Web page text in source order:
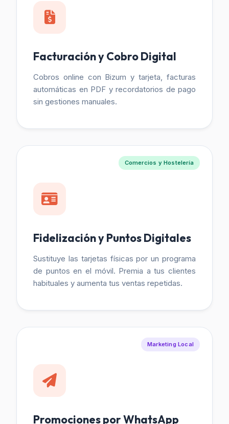
Facturación y Cobro Digital
Cobros online con Bizum y tarjeta, facturas
automáticas en PDF y recordatorios de pago
sin gestiones manuales.
Comercios y Hostelería
Fidelización y Puntos Digitales
Sustituye las tarjetas físicas por un programa
de puntos en el móvil. Premia a tus clientes
habituales y aumenta tus ventas repetidas.
Marketing Local
Promociones por WhatsApp